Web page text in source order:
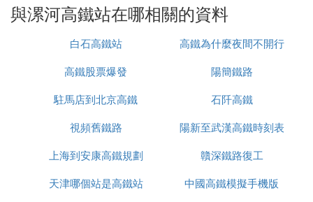
1小時權52分
二等座 ¥174.5
一等座 ¥279.5
D3004/D3001詳情收起
與漯河高鐵站在哪相關的資料
白石高鐵站
高鐵為什麼夜間不開行
高鐵股票爆發
陽簡鐵路
駐馬店到北京高鐵
石阡高鐵
視頻舊鐵路
陽新至武漢高鐵時刻表
上海到安康高鐵規劃
贛深鐵路復工
天津哪個站是高鐵站
中國高鐵模擬手機版